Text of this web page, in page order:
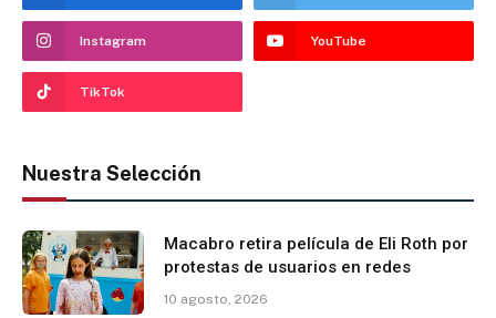
Instagram YouTube
TikTok
Nuestra Selección
Macabro retira película de Eli Roth por
protestas de usuarios en redes
10 agosto, 2026